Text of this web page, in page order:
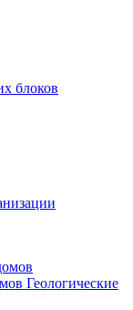
блоков
Геологические